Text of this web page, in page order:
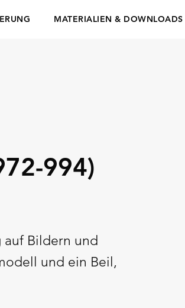
MATERIALIEN & DOWNLOADS
994)
Bildern und
und ein Beil,